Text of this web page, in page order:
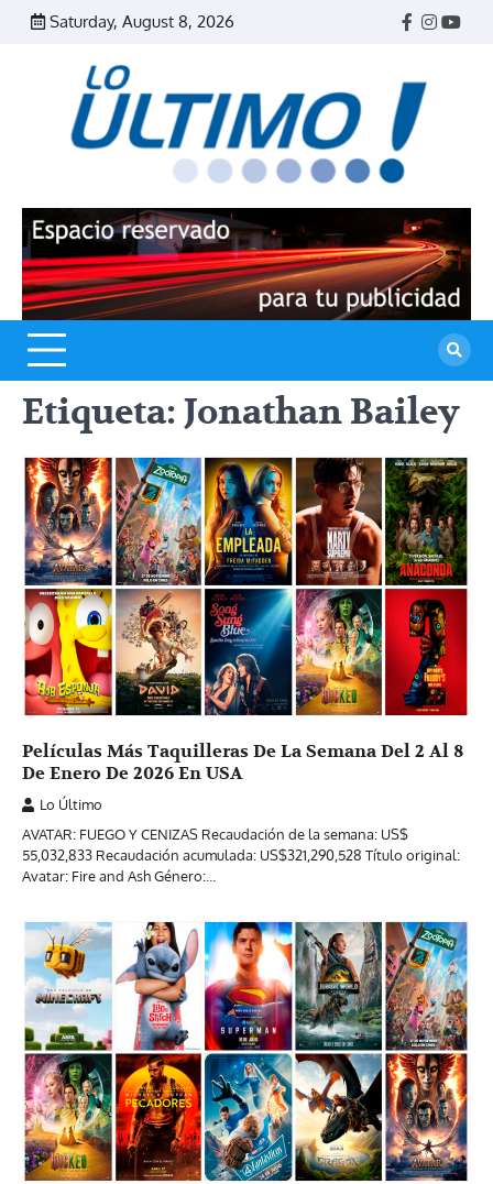
Skip
Saturday, August 8, 2026
Facebook
Etiqueta: Jonathan Bailey
Películas Más Taquilleras De La Semana Del 2 Al 8
De Enero De 2026 En USA
Lo Último
AVATAR: FUEGO Y CENIZAS Recaudación de la semana: US$
55,032,833 Recaudación acumulada: US$321,290,528 Título original:
Avatar: Fire and Ash Género:…